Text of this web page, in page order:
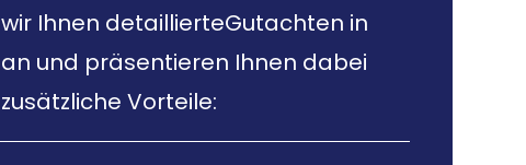
wir Ihnen detaillierteGutachten in
an und präsentieren Ihnen dabei
zusätzliche Vorteile: